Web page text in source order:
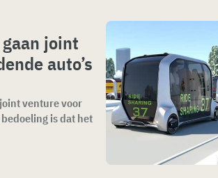
joint
auto’s
venture voor
is dat het